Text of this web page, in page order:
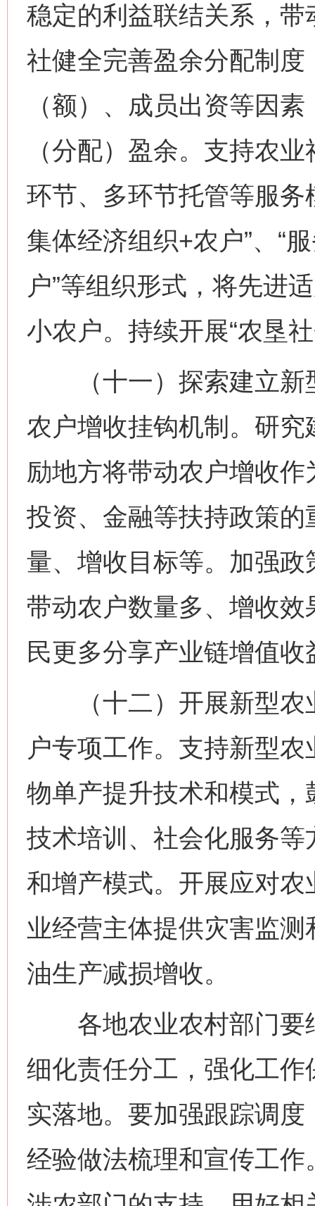
稳定的利益联结关系，
社健全完善盈余分配制
（额）、成员出资等因
（分配）盈余。支持农
环节、多环节托管等服务
集体经济组织+农户”、“
户”等组织形式，将先进
小农户。持续开展“农垦
（十一）探索建立新
农户增收挂钩机制。研
励地方将带动农户增收
投资、金融等扶持政策
量、增收目标等。加强
带动农户数量多、增收
民更多分享产业链增值收
（十二）开展新型农
户专项工作。支持新型
物单产提升技术和模式
技术培训、社会化服务
和增产模式。开展应对
业经营主体提供灾害监
油生产减损增收。
各地农业农村部门要
细化责任分工，强化工
实落地。要加强跟踪调
经验做法梳理和宣传工